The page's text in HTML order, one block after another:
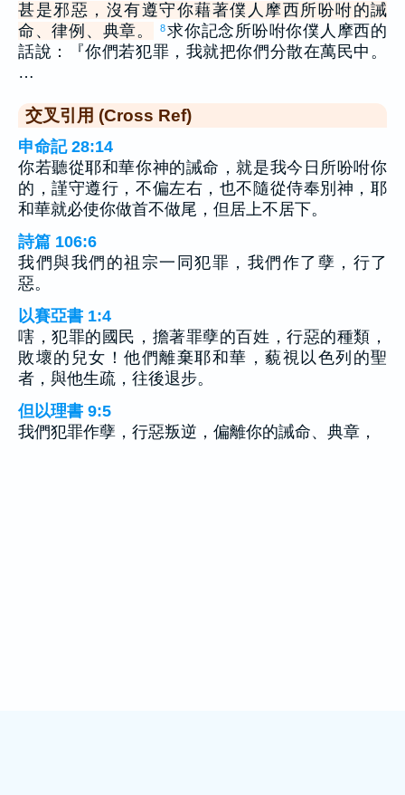
甚是邪惡，沒有遵守你藉著僕人摩西所吩咐的誡
命、律例、典章。
8 求你記念所吩咐你僕人摩西的
話說：『你們若犯罪，我就把你們分散在萬民中。
…
交叉引用 (Cross Ref)
申命記 28:14
你若聽從耶和華你神的誡命，就是我今日所吩咐你
的，謹守遵行，不偏左右，也不隨從侍奉別神，耶
和華就必使你做首不做尾，但居上不居下。
詩篇 106:6
我們與我們的祖宗一同犯罪，我們作了孽，行了
惡。
以賽亞書 1:4
嗐，犯罪的國民，擔著罪孽的百姓，行惡的種類，
敗壞的兒女！他們離棄耶和華，藐視以色列的聖
者，與他生疏，往後退步。
但以理書 9:5
我們犯罪作孽，行惡叛逆，偏離你的誡命、典章，